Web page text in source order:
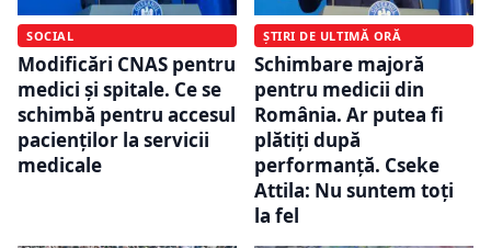
SOCIAL
Modificări CNAS pentru
medici și spitale. Ce se
schimbă pentru accesul
pacienților la servicii
medicale
ȘTIRI DE ULTIMĂ ORĂ
Schimbare majoră
pentru medicii din
România. Ar putea fi
plătiți după
performanță. Cseke
Attila: Nu suntem toţi
la fel